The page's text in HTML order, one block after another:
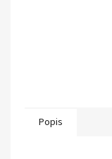
Popis